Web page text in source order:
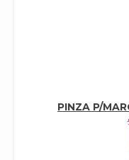
PINZA P/